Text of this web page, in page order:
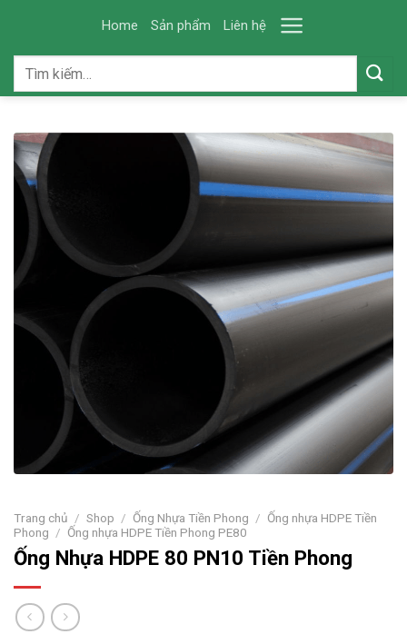
content
Home Sản phẩm Liên hệ
Tìm
Trang chủ / Shop / Ống Nhựa Tiền Phong / Ống nhựa HDPE Tiền
Phong / Ống nhựa HDPE Tiền Phong PE80
Ống Nhựa HDPE 80 PN10 Tiền Phong